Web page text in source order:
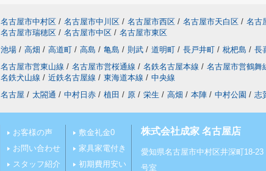
名古屋市中村区 / 名古屋市中川区 / 名古屋市西区 / 名古屋市天白区 / 名古
名古屋市瑞穂区 / 名古屋市中区 / 名古屋市東区
池場 / 高畑 / 高道町 / 高島 / 亀島 / 則武 / 道明町 / 長戸井町 / 枇杷島 / 長
名古屋市営東山線 / 名古屋市営桜通線 / 名鉄名古屋本線 / 名古屋市営鶴舞
名鉄犬山線 / 近鉄名古屋線 / 東海道本線 / 中央線
名古屋 / 太閤通 / 中村日赤 / 植田 / 原 / 栄生 / 高畑 / 本陣 / 中村公園 / 志
お客様の声
お問い合わせ
スタッフ紹介
敷金礼金0
家具家電付き
初期費用安い
株式会社成家 名古屋店
愛知県名古屋市中村区井深町18-
号室